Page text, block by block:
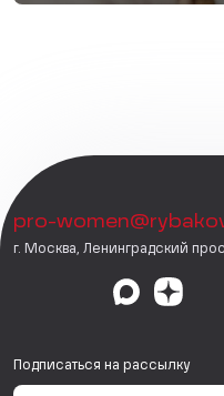
pro-
г. Москва, Ленинградский
Подписаться на рассылку